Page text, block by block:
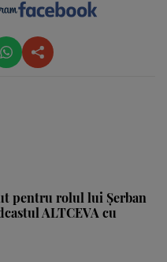
pentru rolul lui Șerban
ALTCEVA cu